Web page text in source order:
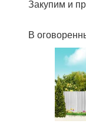
Закупим и
В